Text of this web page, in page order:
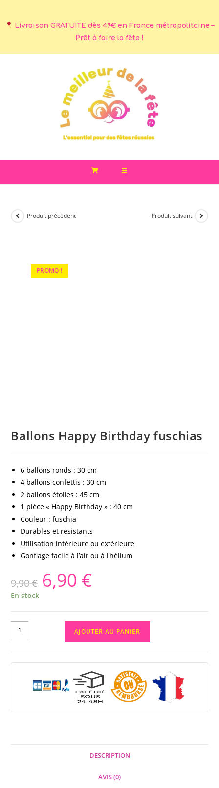
Livraison GRATUITE dès 49€ en France métropolitaine –
Prêt à faire la fête !
PROMO !
Produit précédent Produit suivant
Ballons Happy Birthday fuschias
6 ballons ronds : 30 cm
4 ballons confettis : 30 cm
2 ballons étoiles : 45 cm
1 pièce « Happy Birthday » : 40 cm
Couleur : fuschia
Durables et résistants
Utilisation intérieure ou extérieure
Gonflage facile à l’air ou à l’hélium
9,90€ 6,90 €
En stock
AJOUTER AU PANIER
DESCRIPTION
AVIS (0)